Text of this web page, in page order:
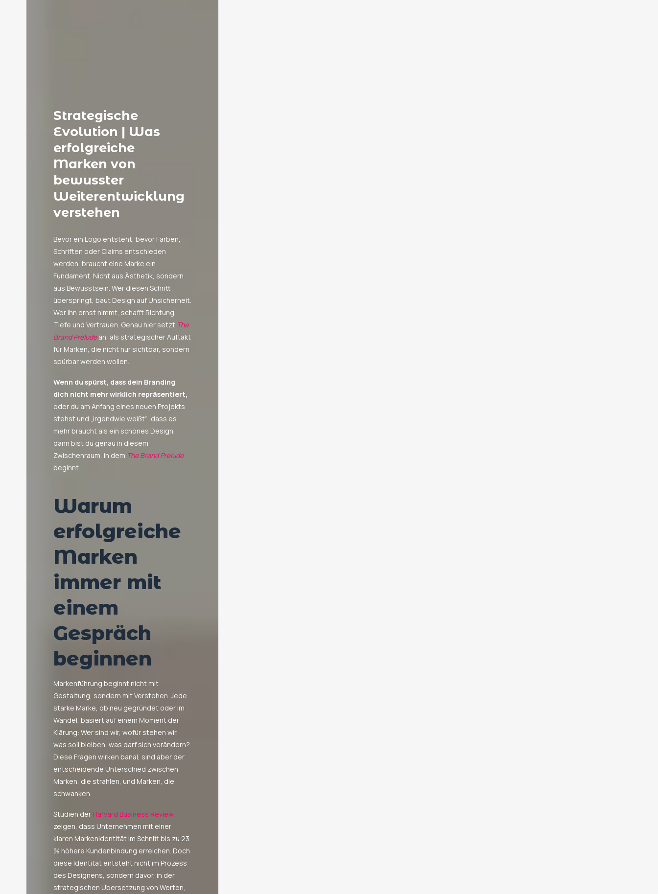
Strategische
Evolution | Was
erfolgreiche
Marken von
bewusster
Weiterentwicklung
verstehen
Bevor ein Logo entsteht, bevor Farben,
Schriften oder Claims entschieden
werden, braucht eine Marke ein
Fundament. Nicht aus Ästhetik, sondern
aus Bewusstsein. Wer diesen Schritt
überspringt, baut Design auf Unsicherheit.
Wer ihn ernst nimmt, schafft Richtung,
Tiefe und Vertrauen. Genau hier setzt The
Brand Preludean, als strategischer Auftakt
für Marken, die nicht nur sichtbar, sondern
spürbar werden wollen.
Wenn du spürst, dass dein Branding
dich nicht mehr wirklich repräsentiert,
oder du am Anfang eines neuen Projekts
stehst und „irgendwie weißt“, dass es
mehr braucht als ein schönes Design,
dann bist du genau in diesem
Zwischenraum, in dem The Brand Prelude
beginnt.
Warum
erfolgreiche
Marken
immer mit
einem
Gespräch
beginnen
Markenführung beginnt nicht mit
Gestaltung, sondern mit Verstehen. Jede
starke Marke, ob neu gegründet oder im
Wandel, basiert auf einem Moment der
Klärung: Wer sind wir, wofür stehen wir,
was soll bleiben, was darf sich verändern?
Diese Fragen wirken banal, sind aber der
entscheidende Unterschied zwischen
Marken, die strahlen, und Marken, die
schwanken.
Studien der Harvard Business Review
zeigen, dass Unternehmen mit einer
klaren Markenidentität im Schnitt bis zu 23
% höhere Kundenbindung erreichen. Doch
diese Identität entsteht nicht im Prozess
des Designens, sondern davor, in der
strategischen Übersetzung von Werten,